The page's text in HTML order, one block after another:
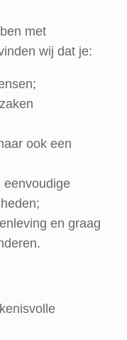
met
wij dat je:
ook een
eenvoudige
en graag